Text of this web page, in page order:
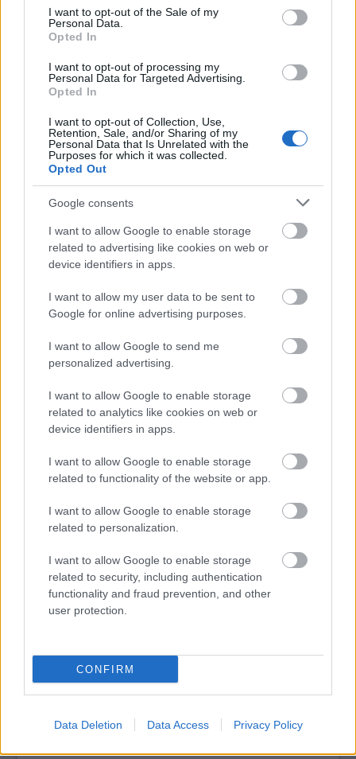
consent section.
I want to opt-out of the Sale of my
Personal Data.
Opted In
I want to opt-out of processing my
Personal Data for Targeted Advertising.
Opted In
I want to opt-out of Collection, Use,
Retention, Sale, and/or Sharing of my
Personal Data that Is Unrelated with the
Purposes for which it was collected.
Opted Out
Google consents
I want to allow Google to enable storage
related to advertising like cookies on web or
device identifiers in apps.
I want to allow my user data to be sent to
Google for online advertising purposes.
I want to allow Google to send me
personalized advertising.
I want to allow Google to enable storage
related to analytics like cookies on web or
device identifiers in apps.
I want to allow Google to enable storage
related to functionality of the website or app.
I want to allow Google to enable storage
related to personalization.
I want to allow Google to enable storage
related to security, including authentication
functionality and fraud prevention, and other
user protection.
CONFIRM
Data Deletion Data Access Privacy Policy
Zene
OBOAMŰVÉSSZEL
ELSTARTOLT A MŰVÉSZETEK VÖLGYE
AZ EMBERSÉG ÜNNEPE
https://kulturpart.hu/api/trackback/id/7840532
Kommentek:
A hozzászólások a vonatkozó jogszabályok
értelmében felhasználói tartalomnak
minősülnek, értük a